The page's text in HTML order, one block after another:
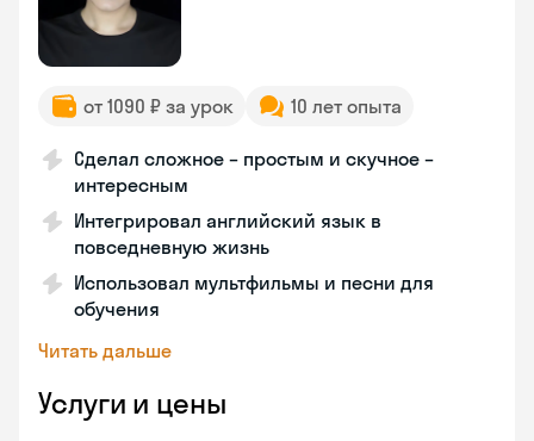
от 1090 ₽ за урок 10 лет опыта
Сделал сложное – простым и скучное –
интересным
Интегрировал английский язык в
повседневную жизнь
Использовал мультфильмы и песни для
обучения
Читать дальше
Услуги и цены